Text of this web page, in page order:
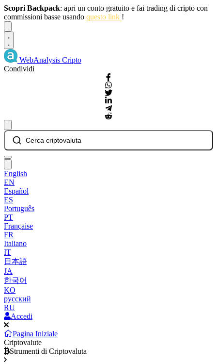
Scopri Backpack: apri un conto gratuito e fai trading di cripto con
commissioni basse usando questo link !
WebAnalysis Cripto
Condividi
Cerca criptovaluta
English
EN
Español
ES
Português
PT
Française
FR
Italiano
IT
日本語
JA
한국어
KO
русский
RU
Accedi
Pagina Iniziale
Criptovalute
Strumenti di Criptovaluta